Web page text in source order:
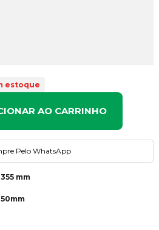
estoque
AO CARRINHO
Pelo WhatsApp
mm